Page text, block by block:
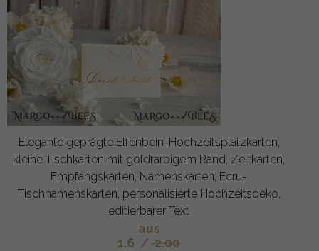
Elegante geprägte Elfenbein-Hochzeitsplatzkarten,
kleine Tischkarten mit goldfarbigem Rand, Zeltkarten,
Empfangskarten, Namenskarten, Ecru-
Tischnamenskarten, personalisierte Hochzeitsdeko,
editierbarer Text
aus
1.6 / 2.00